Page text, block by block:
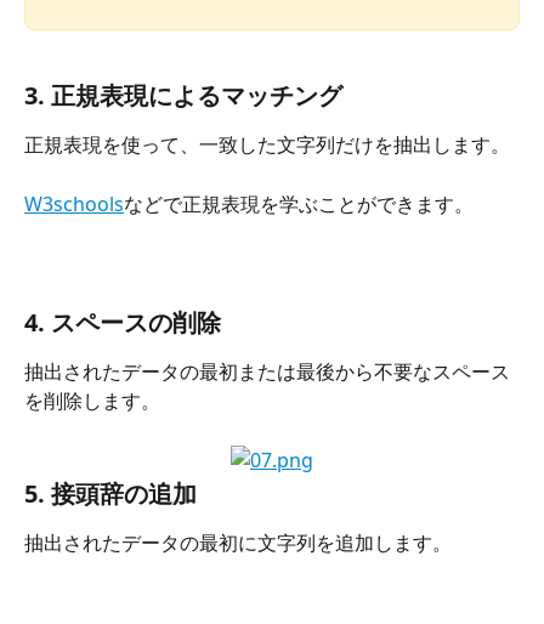
3. 正規表現によるマッチング
正規表現を使って、一致した文字列だけを抽出します。
W3schoolsなどで正規表現を学ぶことができます。
4. スペースの削除
抽出されたデータの最初または最後から不要なスペース
を削除します。
5. 接頭辞の追加
抽出されたデータの最初に文字列を追加します。